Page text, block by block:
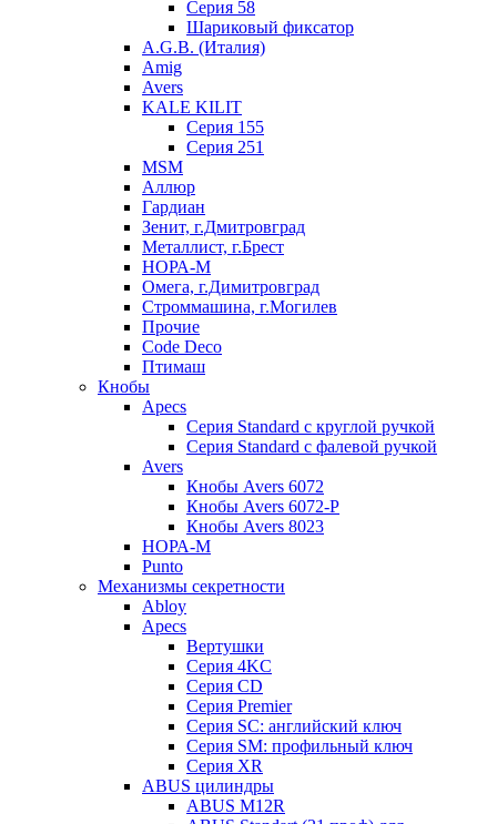
Серия 58
Шариковый фиксатор
A.G.B. (Италия)
Amig
Avers
KALE KILIT
Серия 155
Серия 251
MSM
Аллюр
Гардиан
Зенит, г.Дмитровград
Металлист, г.Брест
НОРА-М
Омега, г.Димитровград
Строммашина, г.Могилев
Прочие
Code Deco
Птимаш
Кнобы
Apecs
Серия Standard с круглой ручкой
Серия Standard с фалевой ручкой
Avers
Кнобы Avers 6072
Кнобы Avers 6072-P
Кнобы Avers 8023
НОРА-М
Punto
Механизмы секретности
Abloy
Apecs
Вертушки
Серия 4KC
Серия CD
Серия Premier
Серия SC: английский ключ
Серия SM: профильный ключ
Серия XR
ABUS цилиндры
ABUS M12R